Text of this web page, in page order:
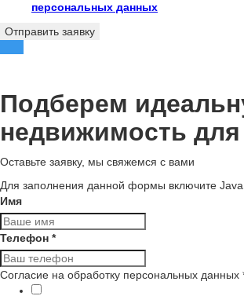
персональных данных
Отправить заявку
Подберем
недвижимость для
Оставьте заявку, мы свяжемся с вами
Для заполнения данной формы включите
Имя
Телефон *
Согласие на обработку персональных данных